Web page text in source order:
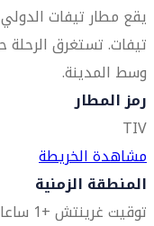
وسط المدينة.
رمز المطار
TIV
مشاهدة الخريطة
المنطقة الزمنية
توقيت غرينتش +1 ساعات